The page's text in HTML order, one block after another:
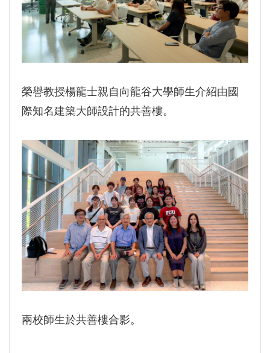
榮譽教授楊龍士親自向龍谷大學師生介紹由國
際知名建築大師設計的共善樓。
兩校師生於共善樓合影。